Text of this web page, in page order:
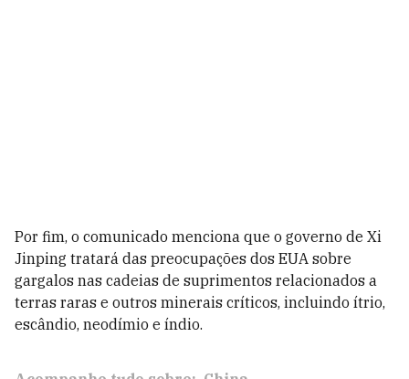
Por fim, o comunicado menciona que o governo de Xi
Jinping tratará das preocupações dos EUA sobre
gargalos nas cadeias de suprimentos relacionados a
terras raras e outros minerais críticos, incluindo ítrio,
escândio, neodímio e índio.